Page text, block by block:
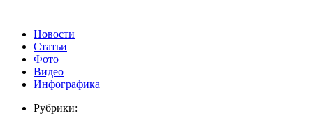
Новости
Статьи
Фото
Видео
Инфографика
Рубрики: